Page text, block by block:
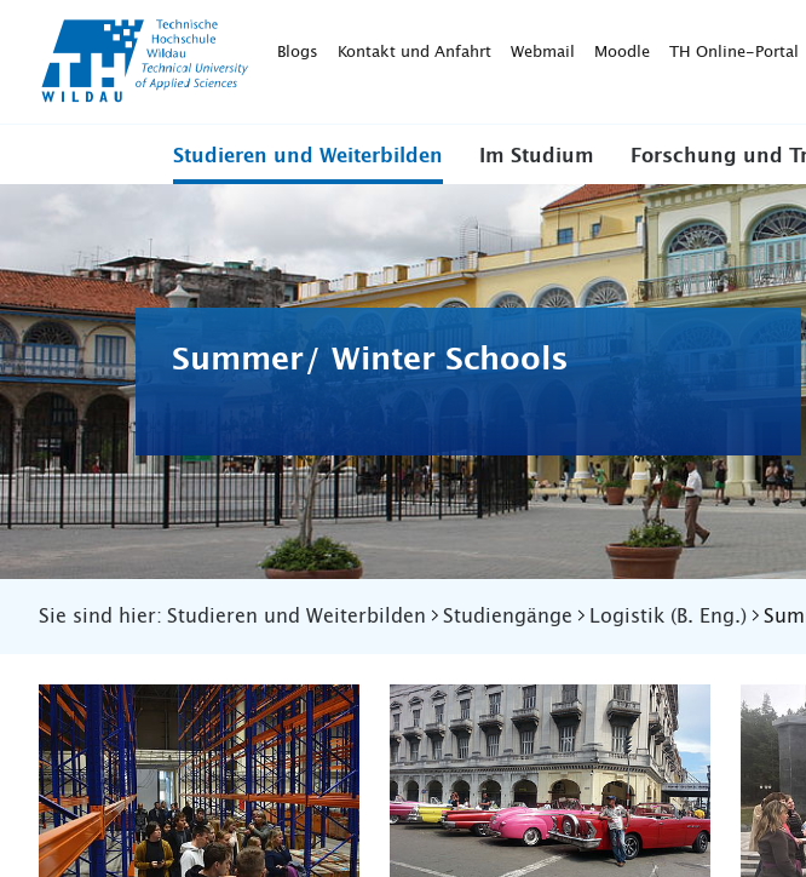
WildauBlogs Kontakt und Anfahrt Webmail Moodle TH Online-Portal
Studieren und Weiterbilden Im Studium Forschung und
Summer/ Winter Schools
Sie sind hier: Studieren und Weiterbilden Studiengänge Logistik (B. Eng.)